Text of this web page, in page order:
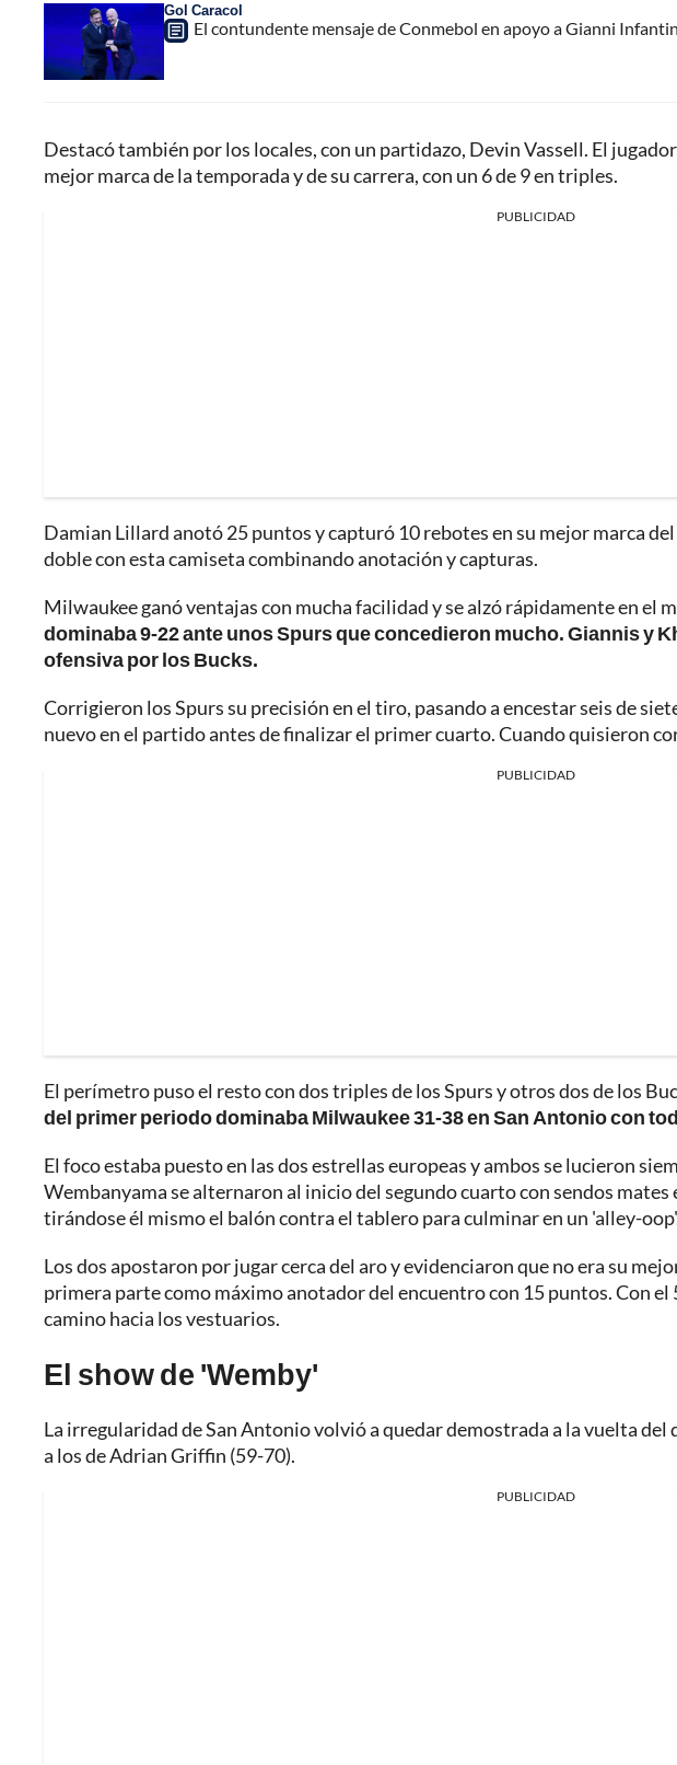
Gol Caracol
El contundente mensaje de Conmebol en apoyo a Gianni
Destacó también por los locales, con un partidazo, Devin Vassell. El
mejor marca de la temporada y de su carrera, con un 6 de 9 en triples.
PUBLICIDAD
Damian Lillard anotó 25 puntos y capturó 10 rebotes en su mejor marca
doble con esta camiseta combinando anotación y capturas.
Milwaukee ganó ventajas con mucha facilidad y se alzó rápidamente en el
dominaba 9-22 ante unos Spurs que concedieron mucho. Giannis y
ofensiva por los Bucks.
Corrigieron los Spurs su precisión en el tiro, pasando a encestar seis de
nuevo en el partido antes de finalizar el primer cuarto. Cuando quisieron
PUBLICIDAD
El perímetro puso el resto con dos triples de los Spurs y otros dos de los
del primer periodo dominaba Milwaukee 31-38 en San Antonio con
El foco estaba puesto en las dos estrellas europeas y ambos se lucieron
Wembanyama se alternaron al inicio del segundo cuarto con sendos
tirándose él mismo el balón contra el tablero para culminar en un 'alley-
Los dos apostaron por jugar cerca del aro y evidenciaron que no era su
primera parte como máximo anotador del encuentro con 15 puntos. Con el
camino hacia los vestuarios.
El show de 'Wemby'
La irregularidad de San Antonio volvió a quedar demostrada a la vuelta del
a los de Adrian Griffin (59-70).
PUBLICIDAD